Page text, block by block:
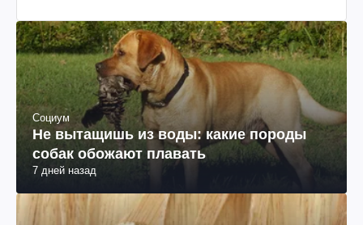
Социум
Не вытащишь из воды: какие породы
собак обожают плавать
7 дней назад